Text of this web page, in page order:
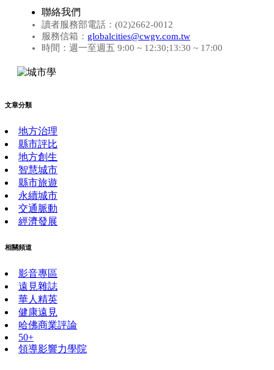
聯絡我們
讀者服務部電話：(02)2662-0012
服務信箱： globalcities@cwgv.com.tw
時間：週一至週五 9:00 ~ 12:30;13:30 ~ 17:00
文章分類
地方治理
縣市評比
地方創生
智慧城市
縣市旅遊
永續城市
交通脈動
經濟發展
相關頻道
影音專區
遠見雜誌
華人精英
健康遠見
哈佛商業評論
50+
領導影響力學院